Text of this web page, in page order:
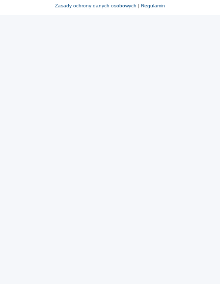
Zasady ochrony danych osobowych | Regulamin